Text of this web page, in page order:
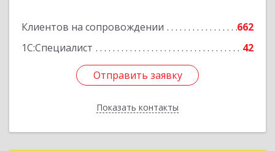
Клиентов на сопровождении
662
1С:Специалист
42
Отправить заявку
Показать контакты
Отправить заявку
Назад